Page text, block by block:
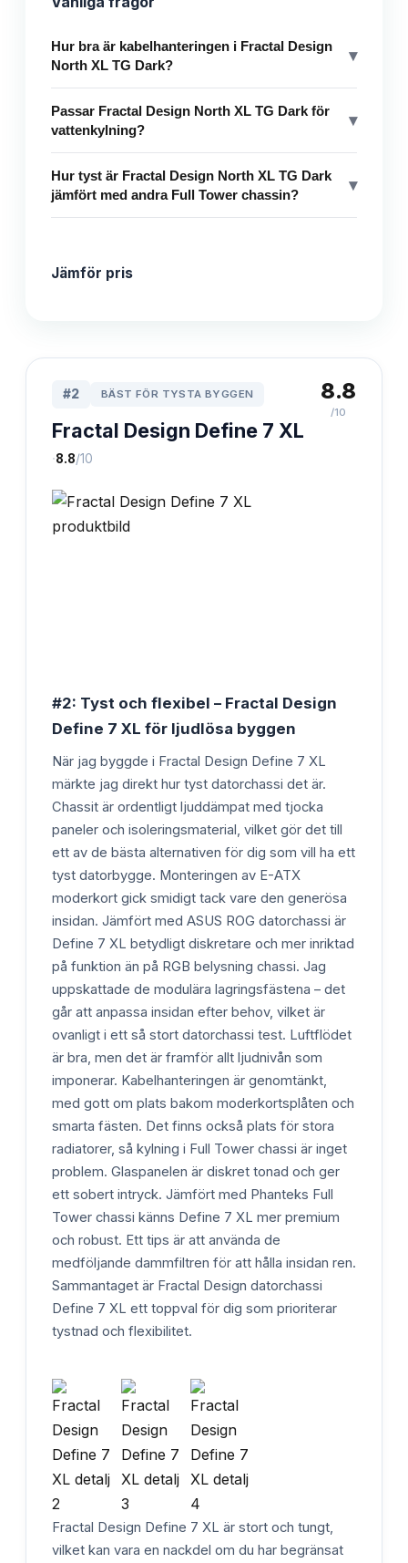
Hur bra är kabelhanteringen i Fractal Design
North XL TG Dark?
▾
Passar Fractal Design North XL TG Dark för
vattenkylning?
▾
Hur tyst är Fractal Design North XL TG Dark
jämfört med andra Full Tower chassin?
▾
Jämför pris
#2 BÄST FÖR TYSTA BYGGEN
Fractal Design Define 7 XL
·8.8/10
8.8
/10
#2: Tyst och flexibel – Fractal Design
Define 7 XL för ljudlösa byggen
När jag byggde i Fractal Design Define 7 XL
märkte jag direkt hur tyst datorchassi det är.
Chassit är ordentligt ljuddämpat med tjocka
paneler och isoleringsmaterial, vilket gör det till
ett av de bästa alternativen för dig som vill ha ett
tyst datorbygge. Monteringen av E-ATX
moderkort gick smidigt tack vare den generösa
insidan. Jämfört med ASUS ROG datorchassi är
Define 7 XL betydligt diskretare och mer inriktad
på funktion än på RGB belysning chassi. Jag
uppskattade de modulära lagringsfästena – det
går att anpassa insidan efter behov, vilket är
ovanligt i ett så stort datorchassi test. Luftflödet
är bra, men det är framför allt ljudnivån som
imponerar. Kabelhanteringen är genomtänkt,
med gott om plats bakom moderkortsplåten och
smarta fästen. Det finns också plats för stora
radiatorer, så kylning i Full Tower chassi är inget
problem. Glaspanelen är diskret tonad och ger
ett sobert intryck. Jämfört med Phanteks Full
Tower chassi känns Define 7 XL mer premium
och robust. Ett tips är att använda de
medföljande dammfiltren för att hålla insidan ren.
Sammantaget är Fractal Design datorchassi
Define 7 XL ett toppval för dig som prioriterar
tystnad och flexibilitet.
Fractal Design Define 7 XL är stort och tungt,
vilket kan vara en nackdel om du har begränsat